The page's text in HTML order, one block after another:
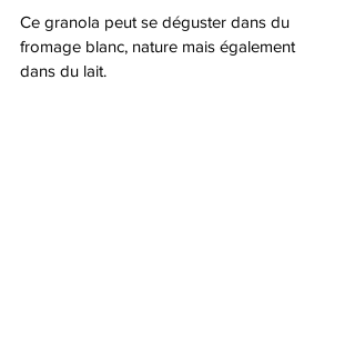
Ce granola peut se déguster dans du
fromage blanc, nature mais également
dans du lait.